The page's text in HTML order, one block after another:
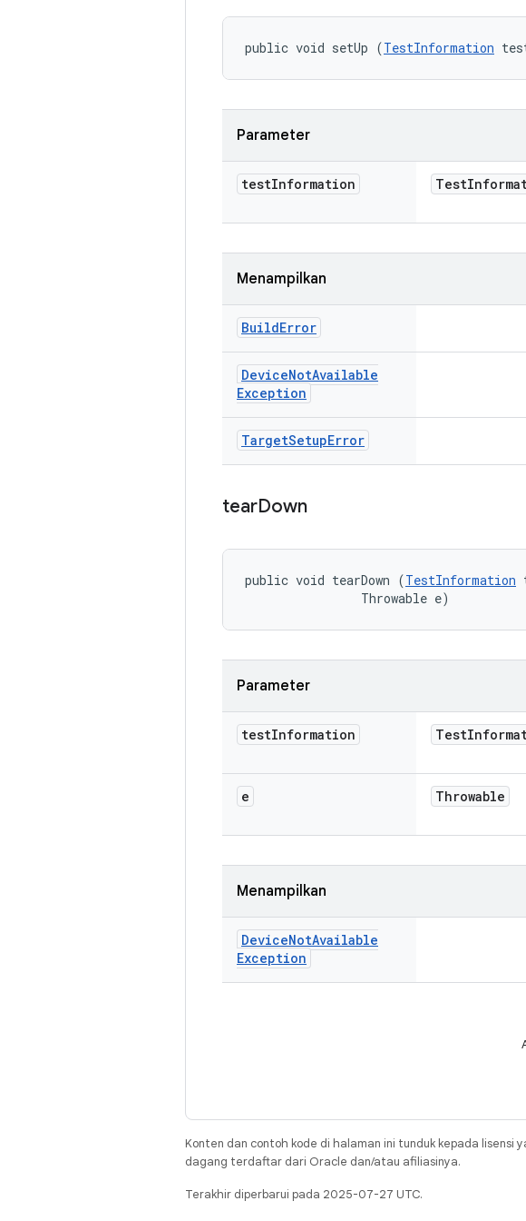
public void setUp (TestInformation
Parameter
testInformation Test
Menampilkan
BuildError
DeviceNotAvailable
Exception
TargetSetupError
tearDown
public void tearDown (TestInformation
                Throwable e)
Parameter
testInformation Test
e Throwable
Menampilkan
DeviceNotAvailable
Exception
Konten dan contoh kode di halaman ini tunduk kepada lisensi
dagang terdaftar dari Oracle dan/atau afiliasinya.
Terakhir diperbarui pada 2025-07-27 UTC.